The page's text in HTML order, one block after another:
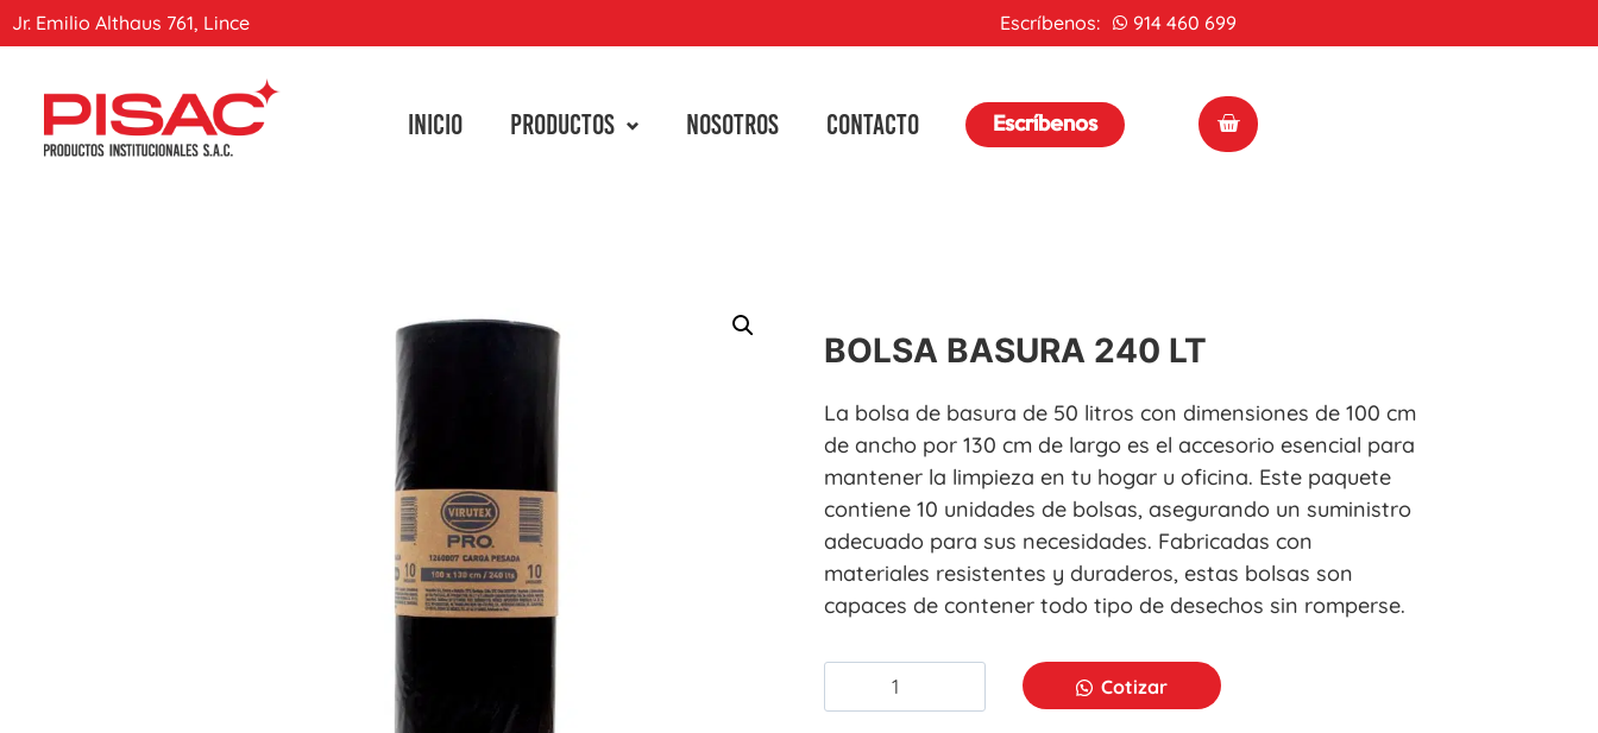
Jr. Emilio Althaus 761, Lince Escríbenos: 914 460 699
INICIO PRODUCTOS NOSOTROS CONTACTO Escríbenos
BOLSA BASURA 240 LT
La bolsa de basura de 50 litros con dimensiones de 100 cm
de ancho por 130 cm de largo es el accesorio esencial para
mantener la limpieza en tu hogar u oficina. Este paquete
contiene 10 unidades de bolsas, asegurando un suministro
adecuado para sus necesidades. Fabricadas con
materiales resistentes y duraderos, estas bolsas son
capaces de contener todo tipo de desechos sin romperse.
Cotizar